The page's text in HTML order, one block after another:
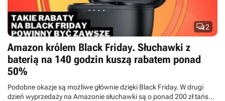
2
Amazon królem Black Friday. Słuchawki z
baterią na 140 godzin kuszą rabatem ponad
50%
Podobne okazje są możliwe głównie dzięki Black Friday. W drugi
dzień wyprzedaży na Amazonie słuchawki są o ponad 200 zł tańsze